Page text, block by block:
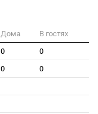
Дома
В гостях
0
0
0
0